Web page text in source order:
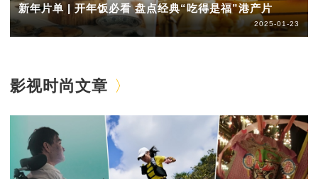
新年片单 | 开年饭必看 盘点经典“吃得是福”港产片
2025-01-23
影视时尚文章